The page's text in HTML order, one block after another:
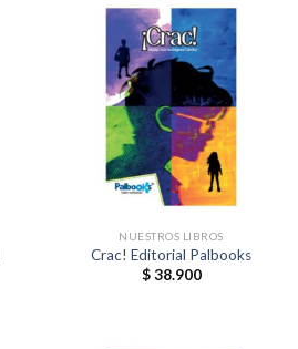
NUESTROS LIBROS
Crac! Editorial Palbooks
$38.900